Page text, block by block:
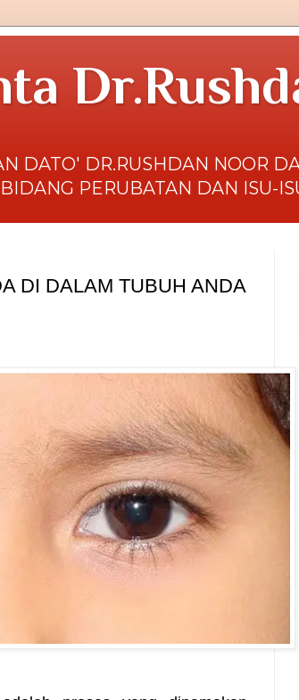
DATO' DR.RUSHDAN NOOR
PERUBATAN DAN ISU-
DI DALAM TUBUH ANDA